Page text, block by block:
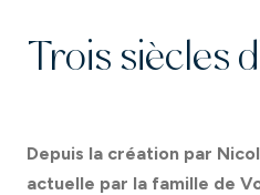
Trois siècles
Depuis la création par
actuelle par la famille de